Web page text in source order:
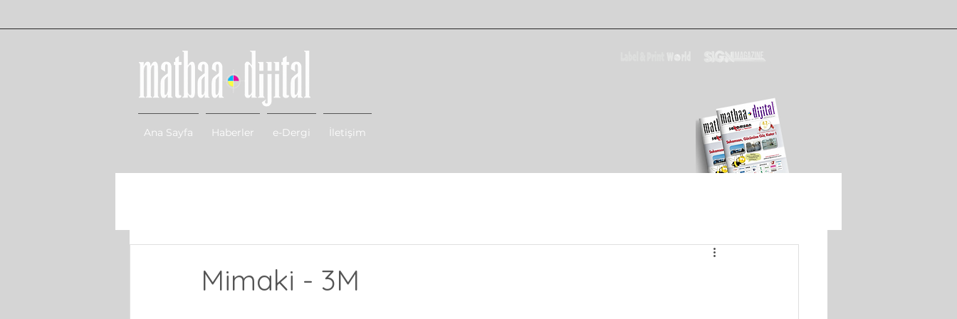
Ana Sayfa Haberler e-Dergi İletişim
Mimaki - 3M